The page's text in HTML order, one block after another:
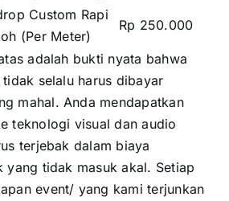
Custom Rapi
(Per Meter)
Rp 250.000
adalah bukti nyata bahwa
selalu harus dibayar
mahal. Anda mendapatkan
teknologi visual dan audio
terjebak dalam biaya
yang tidak masuk akal. Setiap
event/ yang kami terjunkan